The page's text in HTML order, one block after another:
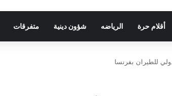
أقلام حرة الرياضه شؤون دينية متفرقات
للطيران بفرنسا